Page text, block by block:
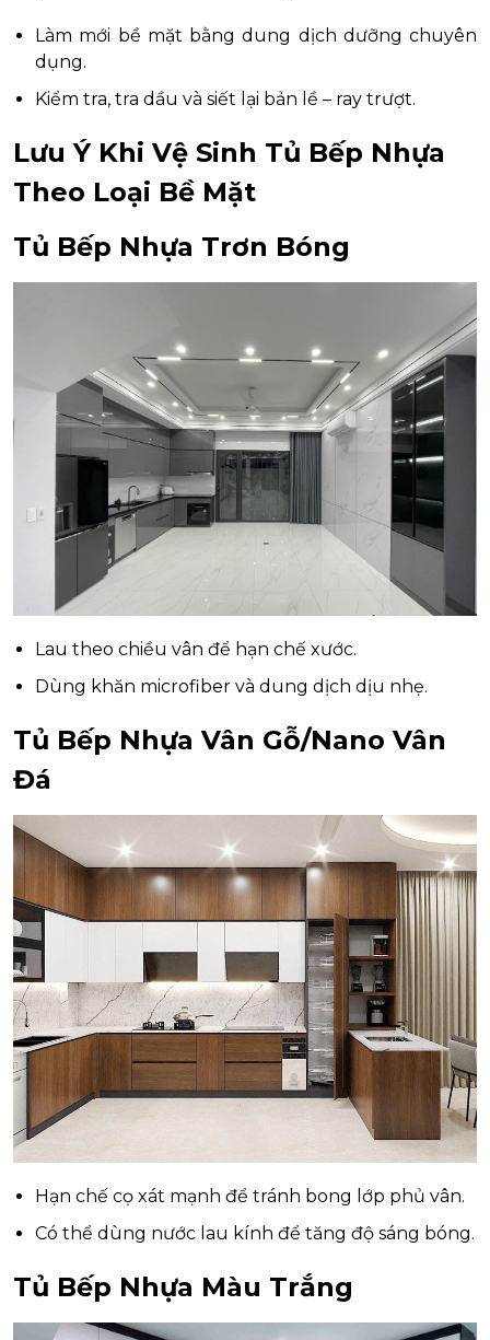
Làm mới bề mặt bằng dung dịch dưỡng chuyên
dụng.
Kiểm tra, tra dầu và siết lại bản lề – ray trượt.
Lưu Ý Khi Vệ Sinh Tủ Bếp Nhựa
Theo Loại Bề Mặt
Tủ Bếp Nhựa Trơn Bóng
Lau theo chiều vân để hạn chế xước.
Dùng khăn microfiber và dung dịch dịu nhẹ.
Tủ Bếp Nhựa Vân Gỗ/Nano Vân
Đá
Hạn chế cọ xát mạnh để tránh bong lớp phủ vân.
Có thể dùng nước lau kính để tăng độ sáng bóng.
Tủ Bếp Nhựa Màu Trắng